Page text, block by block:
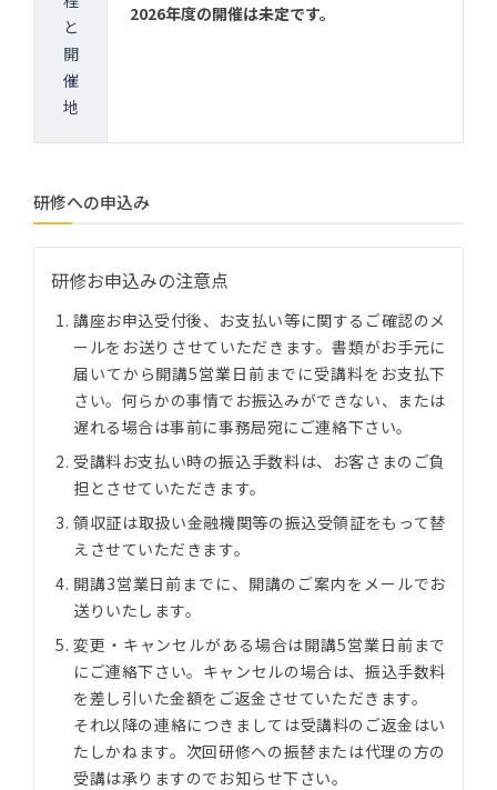
と
開
催
地
2026年度の開催は未定です。
研修への申込み
研修お申込みの注意点
講座お申込受付後、お支払い等に関するご確認のメ
ールをお送りさせていただきます。書類がお手元に
届いてから開講5営業日前までに受講料をお支払下
さい。何らかの事情でお振込みができない、または
遅れる場合は事前に事務局宛にご連絡下さい。
受講料お支払い時の振込手数料は、お客さまのご負
担とさせていただきます。
領収証は取扱い金融機関等の振込受領証をもって替
えさせていただきます。
開講3営業日前までに、開講のご案内をメールでお
送りいたします。
変更・キャンセルがある場合は開講5営業日前まで
にご連絡下さい。キャンセルの場合は、振込手数料
を差し引いた金額をご返金させていただきます。
それ以降の連絡につきましては受講料のご返金はい
たしかねます。次回研修への振替または代理の方の
受講は承りますのでお知らせ下さい。